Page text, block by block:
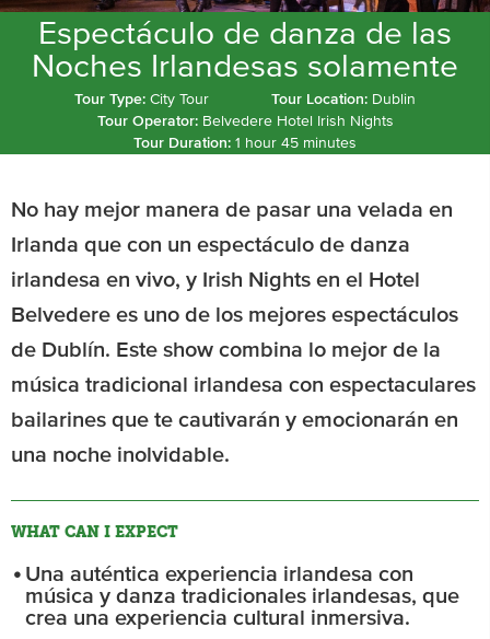
Espectáculo de danza de las
Noches Irlandesas solamente
Tour Type: City Tour Tour Location: Dublin
Tour Operator: Belvedere Hotel Irish Nights
Tour Duration: 1 hour 45 minutes
No hay mejor manera de pasar una velada en
Irlanda que con un espectáculo de danza
irlandesa en vivo, y Irish Nights en el Hotel
Belvedere es uno de los mejores espectáculos
de Dublín. Este show combina lo mejor de la
música tradicional irlandesa con espectaculares
bailarines que te cautivarán y emocionarán en
una noche inolvidable.
WHAT CAN I EXPECT
Una auténtica experiencia irlandesa con
música y danza tradicionales irlandesas, que
crea una experiencia cultural inmersiva.